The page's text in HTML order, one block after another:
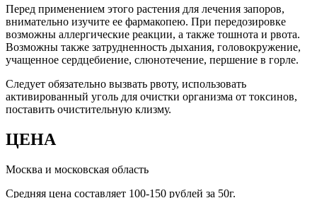
Перед применением этого растения для лечения запоров,
внимательно изучите ее фармакопею. При передозировке
возможны аллергические реакции, а также тошнота и рвота.
Возможны также затрудненность дыхания, головокружение,
учащенное сердцебиение, слюнотечение, першение в горле.
Следует обязательно вызвать рвоту, использовать
активированный уголь для очистки организма от токсинов,
поставить очистительную клизму.
ЦЕНА
Москва и московская область
Средняя цена составляет 100-150 рублей за 50г.